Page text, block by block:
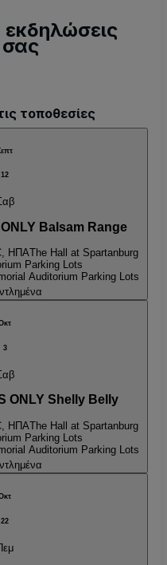
τοποθεσίες
12
Balsam Range
ΗΠΑThe Hall at Spartanburg
Parking Lots
Auditorium Parking Lots
3
ONLY Shelly Belly
ΗΠΑThe Hall at Spartanburg
Parking Lots
Auditorium Parking Lots
22